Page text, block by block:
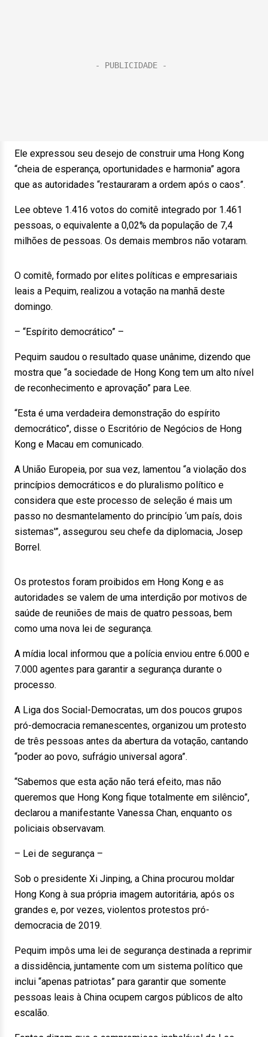
Ele expressou seu desejo de construir uma Hong Kong
“cheia de esperança, oportunidades e harmonia” agora
que as autoridades “restauraram a ordem após o caos”.
Lee obteve 1.416 votos do comitê integrado por 1.461
pessoas, o equivalente a 0,02% da população de 7,4
milhões de pessoas. Os demais membros não votaram.
O comitê, formado por elites políticas e empresariais
leais a Pequim, realizou a votação na manhã deste
domingo.
– “Espírito democrático” –
Pequim saudou o resultado quase unânime, dizendo que
mostra que “a sociedade de Hong Kong tem um alto nível
de reconhecimento e aprovação” para Lee.
“Esta é uma verdadeira demonstração do espírito
democrático”, disse o Escritório de Negócios de Hong
Kong e Macau em comunicado.
A União Europeia, por sua vez, lamentou “a violação dos
princípios democráticos e do pluralismo político e
considera que este processo de seleção é mais um
passo no desmantelamento do princípio ‘um país, dois
sistemas'”, assegurou seu chefe da diplomacia, Josep
Borrel.
Os protestos foram proibidos em Hong Kong e as
autoridades se valem de uma interdição por motivos de
saúde de reuniões de mais de quatro pessoas, bem
como uma nova lei de segurança.
A mídia local informou que a polícia enviou entre 6.000 e
7.000 agentes para garantir a segurança durante o
processo.
A Liga dos Social-Democratas, um dos poucos grupos
pró-democracia remanescentes, organizou um protesto
de três pessoas antes da abertura da votação, cantando
“poder ao povo, sufrágio universal agora”.
“Sabemos que esta ação não terá efeito, mas não
queremos que Hong Kong fique totalmente em silêncio”,
declarou a manifestante Vanessa Chan, enquanto os
policiais observavam.
– Lei de segurança –
Sob o presidente Xi Jinping, a China procurou moldar
Hong Kong à sua própria imagem autoritária, após os
grandes e, por vezes, violentos protestos pró-
democracia de 2019.
Pequim impôs uma lei de segurança destinada a reprimir
a dissidência, juntamente com um sistema político que
inclui “apenas patriotas” para garantir que somente
pessoas leais à China ocupem cargos públicos de alto
escalão.